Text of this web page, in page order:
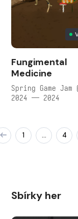
Fungimental
Medicine
Spring Game Jam
2024 — 2024
1 … 4
Sbírky her